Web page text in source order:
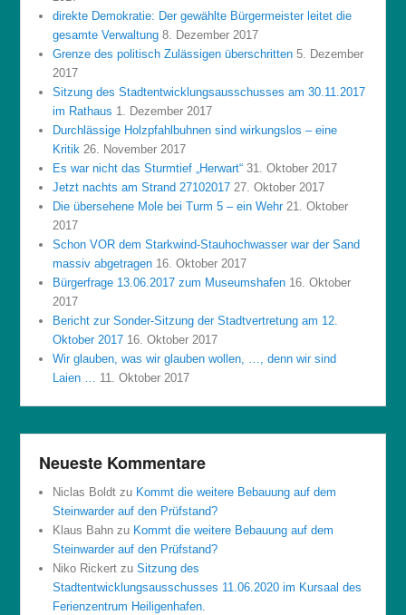
direkte Demokratie: Der gewählte Bürgermeister leitet die
gesamte Verwaltung 8. Dezember 2017
Grenze des politisch Zulässigen überschritten 5. Dezember
2017
Sitzung des Stadtentwicklungsausschusses am 30.11.2017
im Rathaus 1. Dezember 2017
Durchlässige Holzpfahlbuhnen sind wirkungslos – eine
Kritik 26. November 2017
Es war nicht das Sturmtief „Herwart“ 31. Oktober 2017
Jetzt nachts am Strand 27102017 27. Oktober 2017
Die übersehene Mole bei Turm 5 – ein Wehr 21. Oktober
2017
Schon VOR dem Starkwind-Stauhochwasser war der Sand
massiv abgetragen 16. Oktober 2017
Bürgerfrage 13.06.2017 zum Museumshafen 16. Oktober
2017
Bericht zur Sonder-Sitzung der Stadtvertretung am 12.
Oktober 2017 16. Oktober 2017
Wir glauben, was wir glauben wollen, …, denn wir sind
Laien … 11. Oktober 2017
Neueste Kommentare
Niclas Boldt zu Kommt die weitere Bebauung auf dem
Steinwarder auf den Prüfstand?
Klaus Bahn zu Kommt die weitere Bebauung auf dem
Steinwarder auf den Prüfstand?
Niko Rickert zuSitzung des
Stadtentwicklungsausschusses 11.06.2020 im Kursaal des
Ferienzentrum Heiligenhafen.